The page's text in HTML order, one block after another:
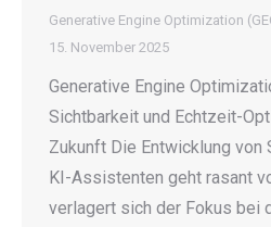
Generative Engine Optimization
15. November 2025
Generative Engine
Sichtbarkeit und Echtzeit-
Zukunft Die Entwicklung von
KI-Assistenten geht rasant
verlagert sich der Fokus bei